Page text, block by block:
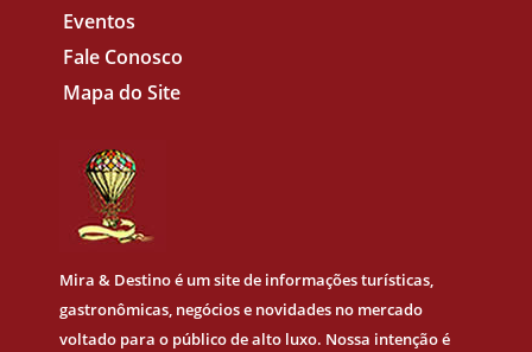
Eventos
Fale Conosco
Mapa do Site
Mira & Destinoé um site de informações turísticas,
gastronômicas, negócios e novidades no mercado
voltado para o público de alto luxo. Nossa intenção é